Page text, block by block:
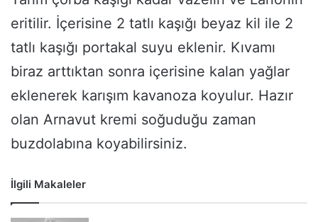
eritilir. İçerisine 2 tatlı kaşığı beyaz kil ile 2
tatlı kaşığı portakal suyu eklenir. Kıvamı
biraz arttıktan sonra içerisine kalan yağlar
eklenerek karışım kavanoza koyulur. Hazır
olan Arnavut kremi soğuduğu zaman
buzdolabına koyabilirsiniz.
İlgili Makaleler